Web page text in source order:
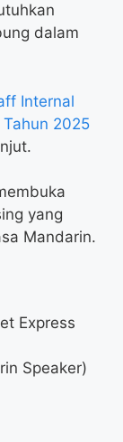
dalam
Internal
2025
yang
Mandarin.
Express
Speaker)